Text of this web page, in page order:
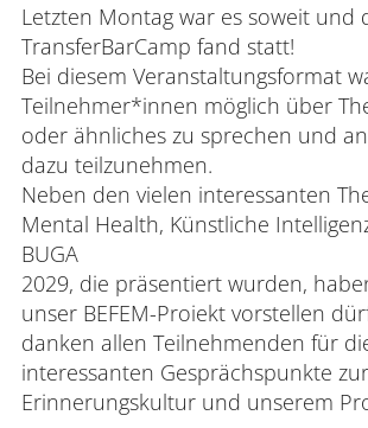
Mathematik /
Informatik
Interdisziplinäres
Graduiertenförderungs- und
Interdisziplinäres Karriere-
Studienzentrum
Letzten Montag war es soweit und
TransferBarCamp fand statt!
Bei diesem Veranstaltungsformat
Teilnehmer*innen möglich über
oder ähnliches zu sprechen und
dazu teilzunehmen.
Neben den vielen interessanten
Mental Health, Künstliche
BUGA
2029, die präsentiert wurden,
unser BEFEM-Proiekt vorstellen
danken allen Teilnehmenden für
interessanten Gesprächspunkte
Erinnerungskultur und unserem